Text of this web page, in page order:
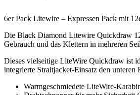
6er Pack Litewire – Expressen Pack mit
Die Black Diamond Litewire Quickdraw
Gebrauch und das Klettern in mehreren
Dieses vielseitige LiteWire Quickdraw ist
integrierte Straitjacket-Einsatz den
Warmgeschmiedete LiteWire-